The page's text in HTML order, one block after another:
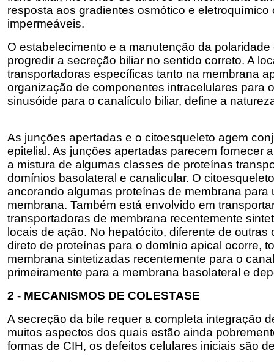
resposta aos gradientes osmótico e
impermeáveis.
O estabelecimento e a manutenção da
progredir a secreção biliar no sentido correto. A
transportadoras específicas tanto na membrana
organização de componentes intracelulares para
sinusóide para o canalículo biliar, define a
As junções apertadas e o citoesqueleto agem
epitelial. As junções apertadas parecem fornecer
a mistura de algumas classes de proteínas
domínios basolateral e canalicular. O
ancorando algumas proteínas de membrana para
membrana. Também está envolvido em
transportadoras de membrana recentemente
locais de ação. No hepatócito, diferente de
direto de proteínas para o domínio apical ocorre,
membrana sintetizadas recentemente para o
primeiramente para a membrana basolateral e
2 - MECANISMOS DE COLESTASE
A secreção da bile requer a completa integração
muitos aspectos dos quais estão ainda
formas de CIH, os defeitos celulares iniciais são